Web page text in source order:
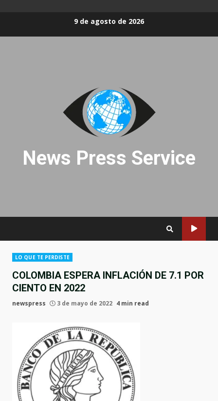
9 de agosto de 2026
News Press Service
LO QUE TE PERDISTE
COLOMBIA ESPERA INFLACIÓN DE 7.1 POR
CIENTO EN 2022
newspress 3 de mayo de 2022 4 min read